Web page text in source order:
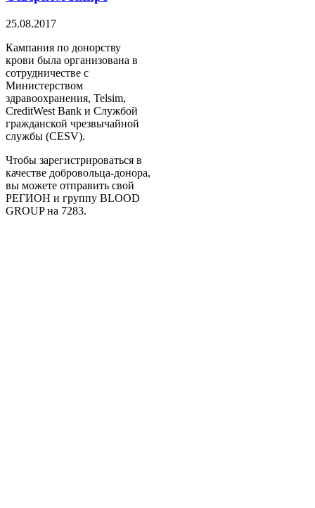
25.08.2017
Кампания по донорству
крови была организована в
сотрудничестве с
Министерством
здравоохранения, Telsim,
CreditWest Bank и Службой
гражданской чрезвычайной
службы (CESV).
Чтобы зарегистрироваться в
качестве добровольца-донора,
вы можете отправить свой
РЕГИОН и группу BLOOD
GROUP на 7283.